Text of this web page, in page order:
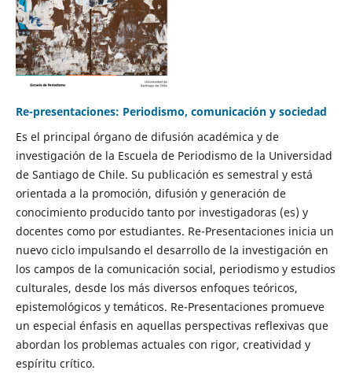
Re-presentaciones: Periodismo, comunicación y sociedad
Es el principal órgano de difusión académica y de
investigación de la Escuela de Periodismo de la Universidad
de Santiago de Chile. Su publicación es semestral y está
orientada a la promoción, difusión y generación de
conocimiento producido tanto por investigadoras (es) y
docentes como por estudiantes. Re-Presentaciones inicia un
nuevo ciclo impulsando el desarrollo de la investigación en
los campos de la comunicación social, periodismo y estudios
culturales, desde los más diversos enfoques teóricos,
epistemológicos y temáticos. Re-Presentaciones promueve
un especial énfasis en aquellas perspectivas reflexivas que
abordan los problemas actuales con rigor, creatividad y
espíritu crítico.